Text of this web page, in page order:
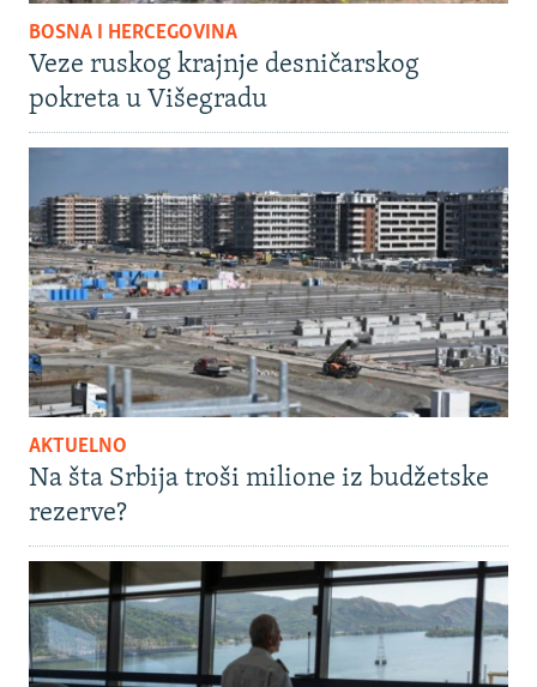
BOSNA I HERCEGOVINA
Veze ruskog krajnje desničarskog
pokreta u Višegradu
AKTUELNO
Na šta Srbija troši milione iz budžetske
rezerve?